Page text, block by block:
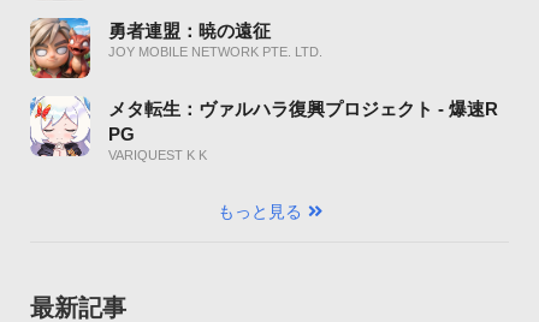
勇者連盟：暁の遠征
JOY MOBILE NETWORK PTE. LTD.
メタ転生：ヴァルハラ復興プロジェクト - 爆速R
PG
VARIQUEST K K
もっと見る
最新記事